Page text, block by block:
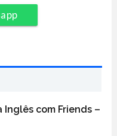
Inglês com Friends –